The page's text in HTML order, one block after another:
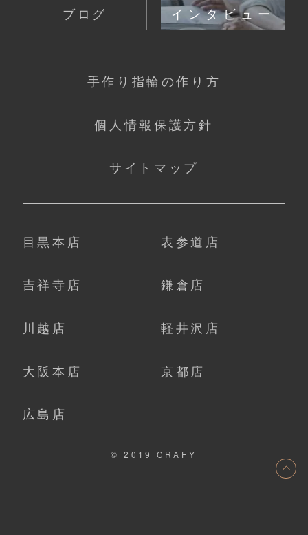
ブログ インタビュー
手作り指輪の作り方
個人情報保護方針
サイトマップ
目黒本店 表参道店
吉祥寺店 鎌倉店
川越店 軽井沢店
大阪本店 京都店
広島店
© 2019 CRAFY